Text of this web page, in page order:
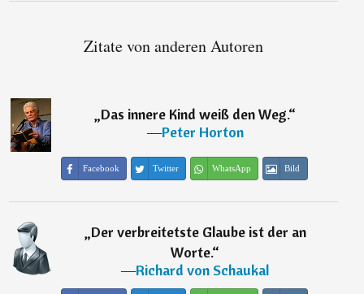
Zitate von anderen Autoren
„Das innere Kind weiß den Weg.“
―Peter Horton
Facebook Twitter WhatsApp Bild
„Der verbreitetste Glaube ist der an
Worte.“
―Richard von Schaukal